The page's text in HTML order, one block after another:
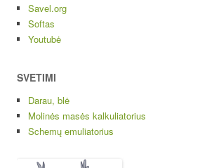
Savel.org
Softas
Youtubė
SVETIMI
Darau, blė
Molinės masės kalkuliatorius
Schemų emuliatorius